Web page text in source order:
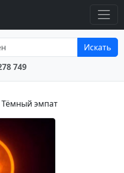
Искать
749
Тёмный эмпат